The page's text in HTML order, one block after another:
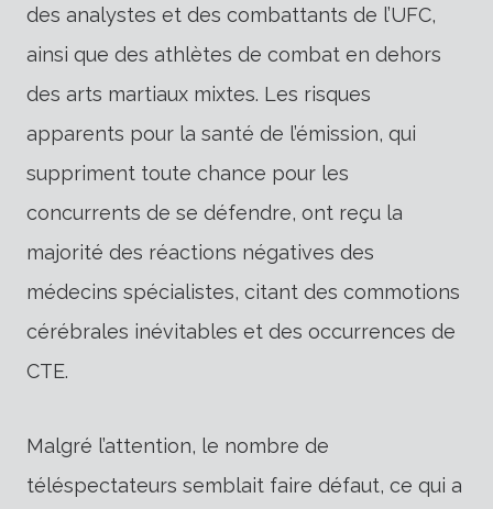
des analystes et des combattants de l’UFC,
ainsi que des athlètes de combat en dehors
des arts martiaux mixtes. Les risques
apparents pour la santé de l’émission, qui
suppriment toute chance pour les
concurrents de se défendre, ont reçu la
majorité des réactions négatives des
médecins spécialistes, citant des commotions
cérébrales inévitables et des occurrences de
CTE.
Malgré l’attention, le nombre de
téléspectateurs semblait faire défaut, ce qui a